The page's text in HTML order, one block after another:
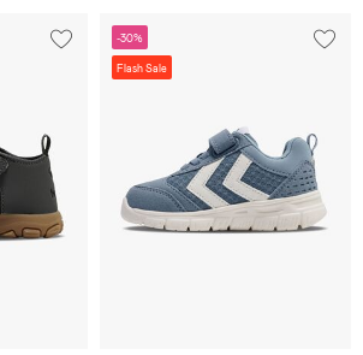
-30%
Flash Sale